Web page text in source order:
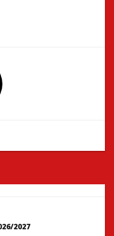
2027